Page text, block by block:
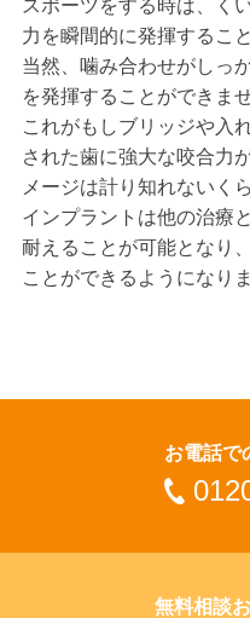
スポーツをする時は、く
力を瞬間的に発揮するこ
当然、噛み合わせがしっ
を発揮することができませ
これがもしブリッジや入
された歯に強大な咬合力
メージは計り知れないく
インプラントは他の治療
耐えることが可能となり
ことができるようになりま
お電話で
無料相談